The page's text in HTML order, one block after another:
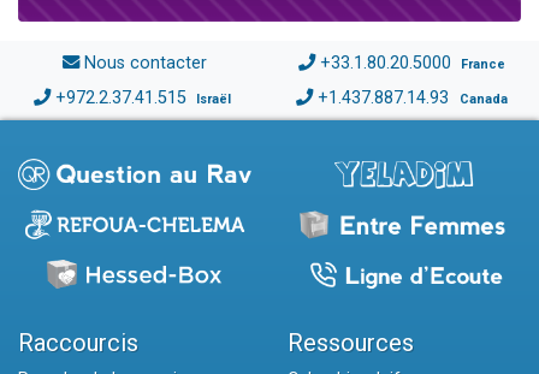
Nous contacter +33.1.80.20.5000 France
+972.2.37.41.515 Israël +1.437.887.14.93 Canada
Raccourcis Ressources